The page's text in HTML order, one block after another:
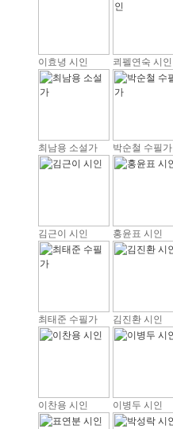
이효녕 시인 쾨펠연숙 시인
최남용 소설가 박순철 수필가
김근이 시인 홍윤표 시인
최태준 수필가 김진환 시인
이찬용 시인 이병두 시인